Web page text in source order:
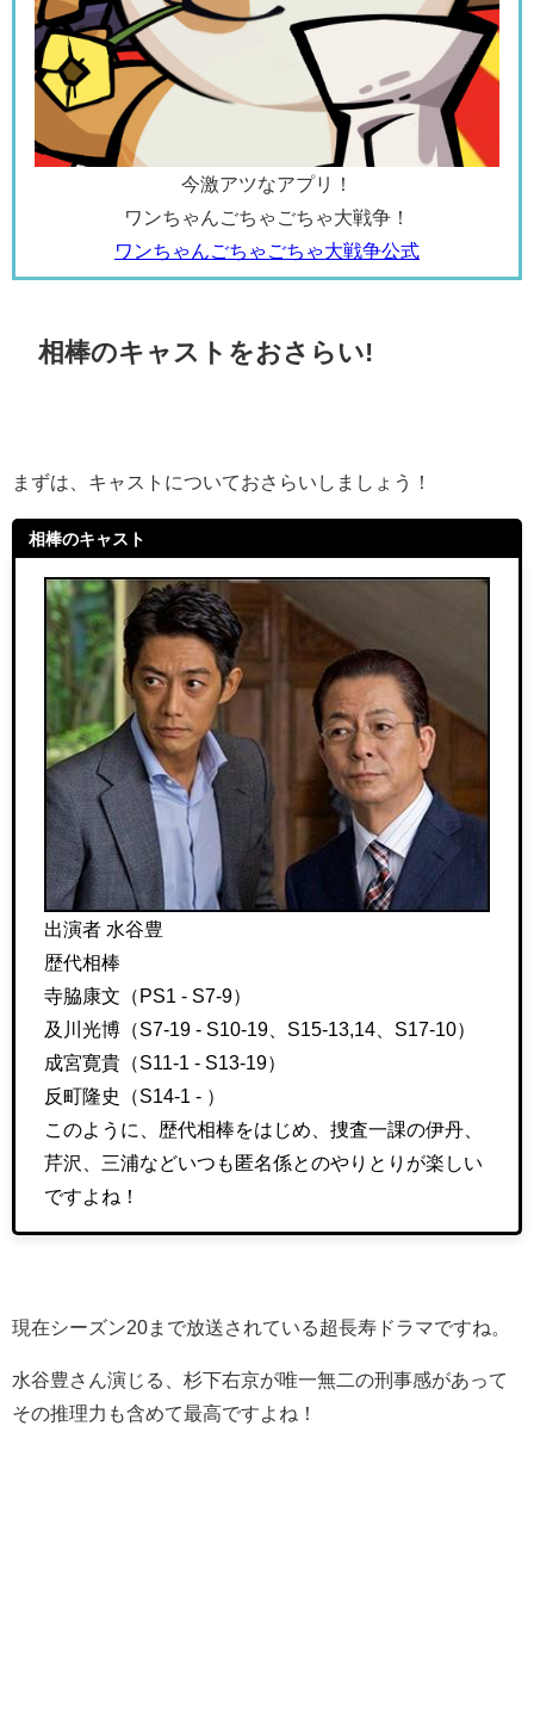
今激アツなアプリ！
ワンちゃんごちゃごちゃ大戦争！
ワンちゃんごちゃごちゃ大戦争公式
相棒のキャストをおさらい!
まずは、キャストについておさらいしましょう！
相棒のキャスト
出演者 水谷豊
歴代相棒
寺脇康文（PS1 - S7-9）
及川光博（S7-19 - S10-19、S15-13,14、S17-10）
成宮寛貴（S11-1 - S13-19）
反町隆史（S14-1 - ）
このように、歴代相棒をはじめ、捜査一課の伊丹、
芹沢、三浦などいつも匿名係とのやりとりが楽しい
ですよね！
現在シーズン20まで放送されている超長寿ドラマですね。
水谷豊さん演じる、杉下右京が唯一無二の刑事感があって
その推理力も含めて最高ですよね！